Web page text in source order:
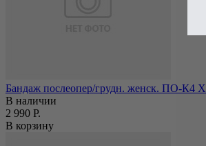
Бандаж послеопер/грудн. женск. ПО-К4
В наличии
2 990 Р.
В корзину